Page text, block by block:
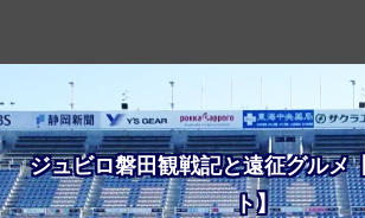
ジュビロ磐田観戦記と遠征グルメ
ト】